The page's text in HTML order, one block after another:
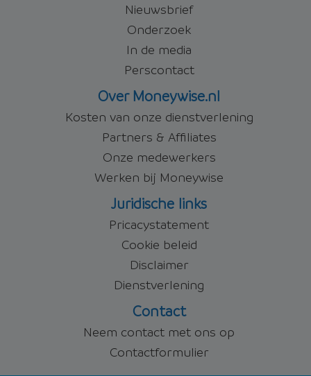
Nieuwsbrief
Onderzoek
In de media
Perscontact
Over Moneywise.nl
Kosten van onze dienstverlening
Partners & Affiliates
Onze medewerkers
Werken bij Moneywise
Juridische links
Pricacystatement
Cookie beleid
Disclaimer
Dienstverlening
Contact
Neem contact met ons op
Contactformulier